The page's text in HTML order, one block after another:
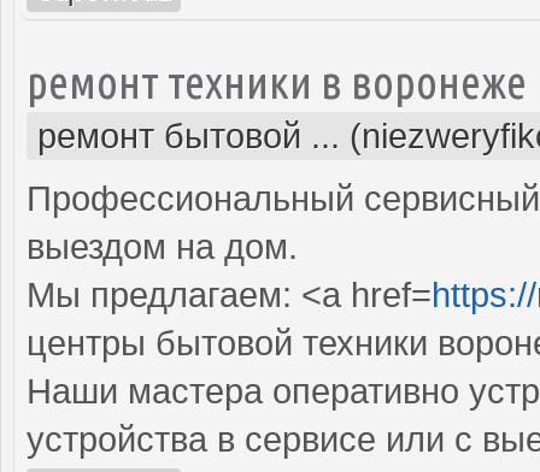
ремонт техники в воронеже
ремонт бытовой ...
Профессиональный
выездом на дом.
Мы предлагаем: <a href=
центры бытовой техники
Наши мастера оперативно
устройства в сервисе или с